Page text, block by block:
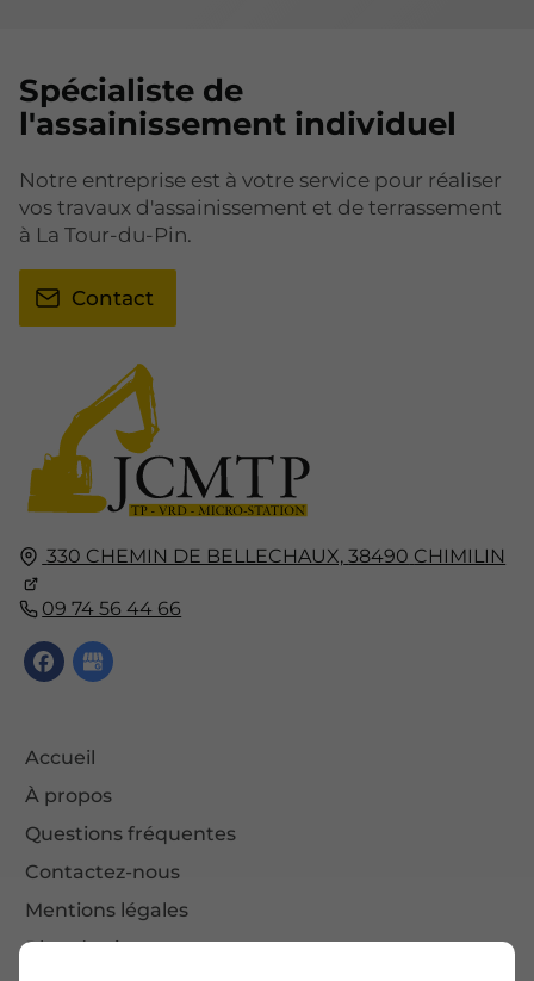
330 CHEMIN DE BELLECHAUX, 38490 CHIMILIN
09 74 56 44 66
Accueil
À propos
Questions fréquentes
Contactez-nous
Mentions légales
Plan du site
Spécialiste de
l'assainissement individuel
Notre entreprise est à votre service pour réaliser
vos travaux d'assainissement et de terrassement
à La Tour-du-Pin.
Contact